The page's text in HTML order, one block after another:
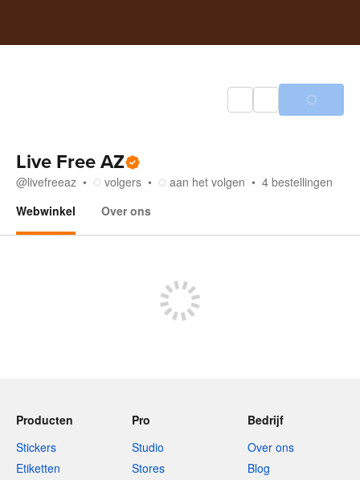
Live Free AZ
@livefreeaz volgers aan het volgen 4 bestellingen
Webwinkel
Over ons
Producten
Stickers
Etiketten
Pro
Studio
Stores
Bedrijf
Over ons
Blog